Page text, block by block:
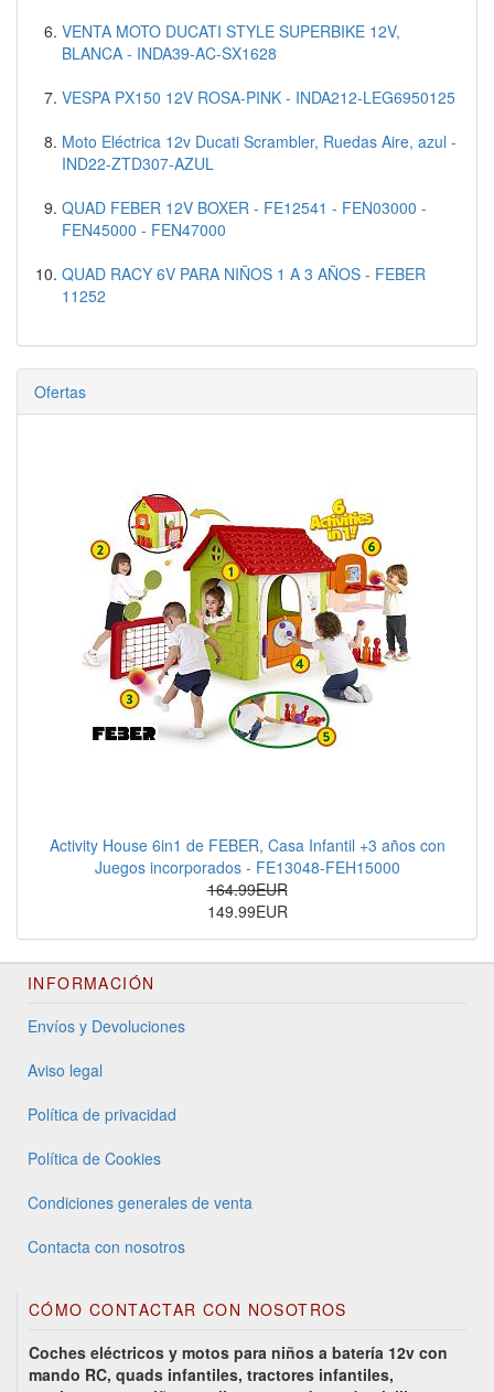
VENTA MOTO DUCATI STYLE SUPERBIKE 12V,
BLANCA - INDA39-AC-SX1628
VESPA PX150 12V ROSA-PINK - INDA212-LEG6950125
Moto Eléctrica 12v Ducati Scrambler, Ruedas Aire, azul -
IND22-ZTD307-AZUL
QUAD FEBER 12V BOXER - FE12541 - FEN03000 -
FEN45000 - FEN47000
QUAD RACY 6V PARA NIÑOS 1 A 3 AÑOS - FEBER
11252
Ofertas
Activity House 6in1 de FEBER, Casa Infantil +3 años con
Juegos incorporados - FE13048-FEH15000
164.99EUR
149.99EUR
INFORMACIÓN
Envíos y Devoluciones
Aviso legal
Política de privacidad
Política de Cookies
Condiciones generales de venta
Contacta con nosotros
CÓMO CONTACTAR CON NOSOTROS
Coches eléctricos y motos para niños a batería 12v con
mando RC, quads infantiles, tractores infantiles,